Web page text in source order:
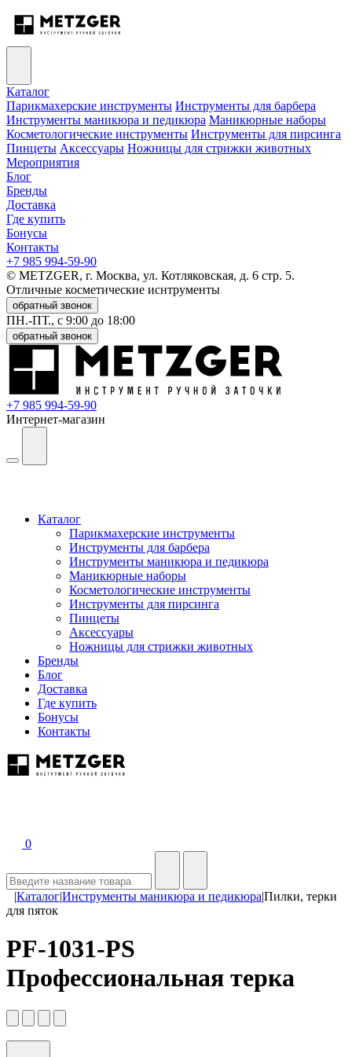
Каталог
Парикмахерские инструменты Инструменты для барбера
Инструменты маникюра и педикюра Маникюрные наборы
Косметологические инструменты Инструменты для пирсинга
Пинцеты Аксессуары Ножницы для стрижки животных
Мероприятия
Блог
Бренды
Доставка
Где купить
Бонусы
Контакты
+7 985 994-59-90
© METZGER, г. Москва, ул. Котляковская, д. 6 стр. 5.
Отличные косметические иснтрументы
обратный звонок
ПН.-ПТ., с 9:00 до 18:00
обратный звонок
+7 985 994-59-90
Интернет-магазин
Каталог
Парикмахерские инструменты
Инструменты для барбера
Инструменты маникюра и педикюра
Маникюрные наборы
Косметологические инструменты
Инструменты для пирсинга
Пинцеты
Аксессуары
Ножницы для стрижки животных
Бренды
Блог
Доставка
Где купить
Бонусы
Контакты
0
|Каталог|Инструменты маникюра и педикюра|Пилки, терки
для пяток
PF-1031-PS
Профессиональная терка